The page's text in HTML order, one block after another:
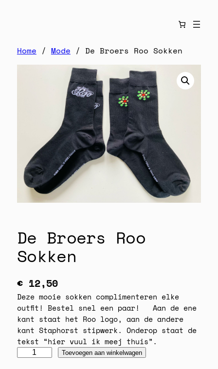
Home / Mode / De Broers Roo Sokken
De Broers Roo
Sokken
€12,50
Deze mooie sokken complimenteren elke
outfit! Bestel snel een paar! Aan de ene
kant staat het Roo logo, aan de andere
kant Staphorst stipwerk. Onderop staat de
tekst “hier vuul ik meej thuis”.
Toevoegen aan winkelwagen